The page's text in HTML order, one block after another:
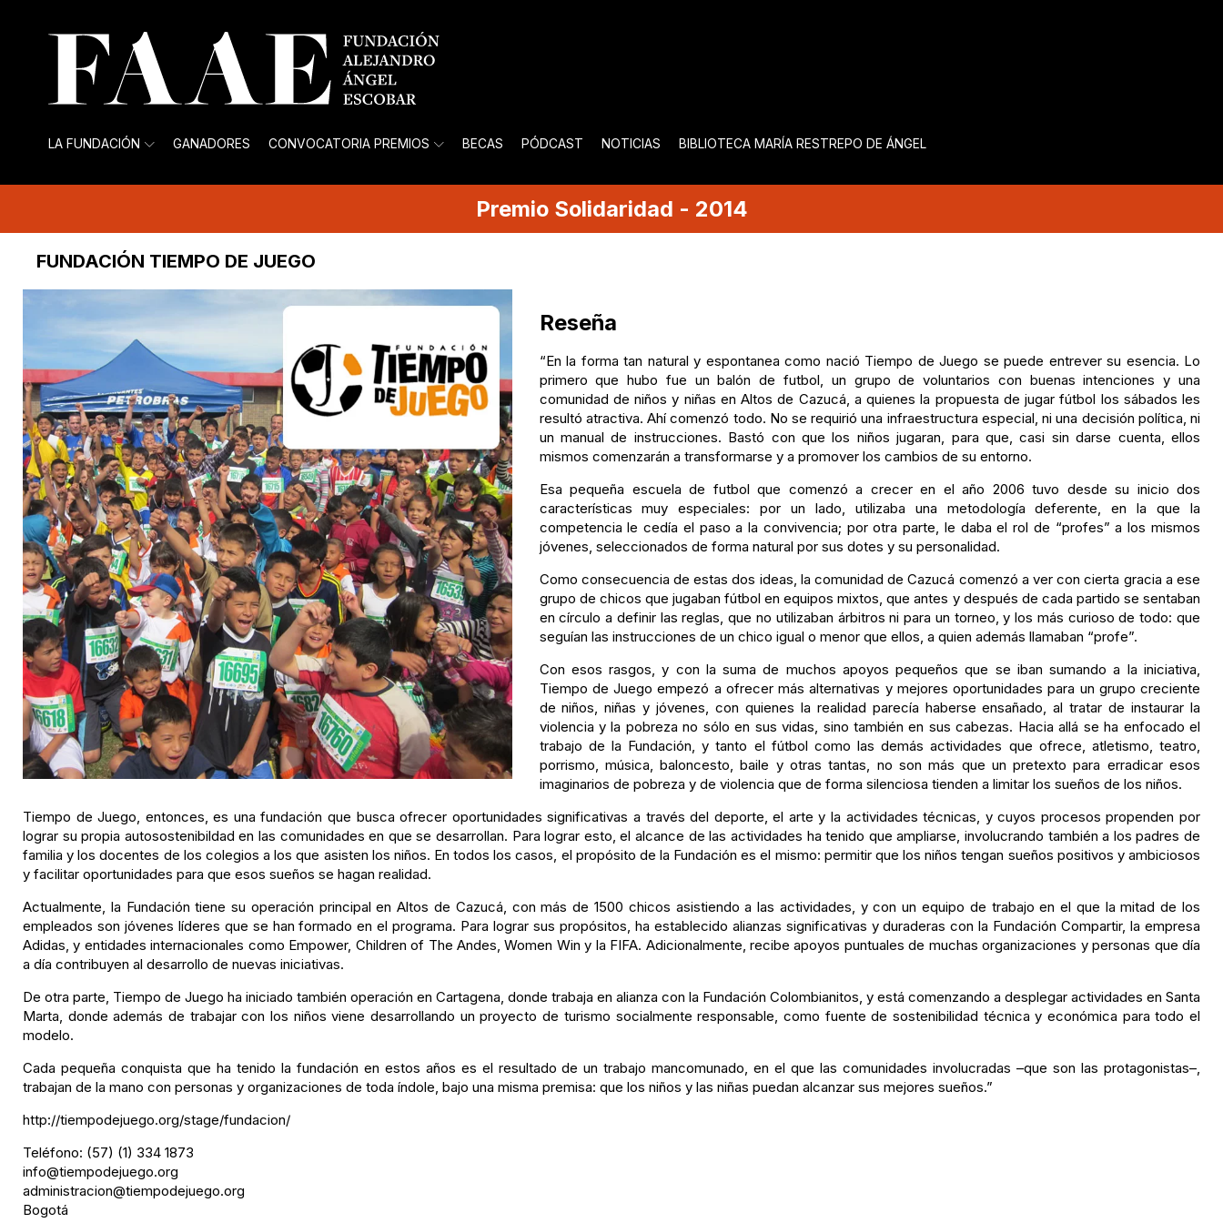
LA FUNDACIÓN GANADORES CONVOCATORIA PREMIOS BECAS PÓDCAST NOTICIAS BIBLIOTECA MARÍA RESTREPO DE ÁNGEL
Premio Solidaridad - 2014
FUNDACIÓN TIEMPO DE JUEGO
Reseña
“En la forma tan natural y espontanea como nació Tiempo de Juego se puede entrever su esencia. Lo
primero que hubo fue un balón de futbol, un grupo de voluntarios con buenas intenciones y una
comunidad de niños y niñas en Altos de Cazucá, a quienes la propuesta de jugar fútbol los sábados les
resultó atractiva. Ahí comenzó todo. No se requirió una infraestructura especial, ni una decisión política, ni
un manual de instrucciones. Bastó con que los niños jugaran, para que, casi sin darse cuenta, ellos
mismos comenzarán a transformarse y a promover los cambios de su entorno.
Esa pequeña escuela de futbol que comenzó a crecer en el año 2006 tuvo desde su inicio dos
características muy especiales: por un lado, utilizaba una metodología deferente, en la que la
competencia le cedía el paso a la convivencia; por otra parte, le daba el rol de “profes” a los mismos
jóvenes, seleccionados de forma natural por sus dotes y su personalidad.
Como consecuencia de estas dos ideas, la comunidad de Cazucá comenzó a ver con cierta gracia a ese
grupo de chicos que jugaban fútbol en equipos mixtos, que antes y después de cada partido se sentaban
en círculo a definir las reglas, que no utilizaban árbitros ni para un torneo, y los más curioso de todo: que
seguían las instrucciones de un chico igual o menor que ellos, a quien además llamaban “profe”.
Con esos rasgos, y con la suma de muchos apoyos pequeños que se iban sumando a la iniciativa,
Tiempo de Juego empezó a ofrecer más alternativas y mejores oportunidades para un grupo creciente
de niños, niñas y jóvenes, con quienes la realidad parecía haberse ensañado, al tratar de instaurar la
violencia y la pobreza no sólo en sus vidas, sino también en sus cabezas. Hacia allá se ha enfocado el
trabajo de la Fundación, y tanto el fútbol como las demás actividades que ofrece, atletismo, teatro,
porrismo, música, baloncesto, baile y otras tantas, no son más que un pretexto para erradicar esos
imaginarios de pobreza y de violencia que de forma silenciosa tienden a limitar los sueños de los niños.
Tiempo de Juego, entonces, es una fundación que busca ofrecer oportunidades significativas a través del deporte, el arte y la actividades técnicas, y cuyos procesos propenden por
lograr su propia autosostenibildad en las comunidades en que se desarrollan. Para lograr esto, el alcance de las actividades ha tenido que ampliarse, involucrando también a los padres de
familia y los docentes de los colegios a los que asisten los niños. En todos los casos, el propósito de la Fundación es el mismo: permitir que los niños tengan sueños positivos y ambiciosos
y facilitar oportunidades para que esos sueños se hagan realidad.
Actualmente, la Fundación tiene su operación principal en Altos de Cazucá, con más de 1500 chicos asistiendo a las actividades, y con un equipo de trabajo en el que la mitad de los
empleados son jóvenes líderes que se han formado en el programa. Para lograr sus propósitos, ha establecido alianzas significativas y duraderas con la Fundación Compartir, la empresa
Adidas, y entidades internacionales como Empower, Children of The Andes, Women Win y la FIFA. Adicionalmente, recibe apoyos puntuales de muchas organizaciones y personas que día
a día contribuyen al desarrollo de nuevas iniciativas.
De otra parte, Tiempo de Juego ha iniciado también operación en Cartagena, donde trabaja en alianza con la Fundación Colombianitos, y está comenzando a desplegar actividades en Santa
Marta, donde además de trabajar con los niños viene desarrollando un proyecto de turismo socialmente responsable, como fuente de sostenibilidad técnica y económica para todo el
modelo.
Cada pequeña conquista que ha tenido la fundación en estos años es el resultado de un trabajo mancomunado, en el que las comunidades involucradas –que son las protagonistas–,
trabajan de la mano con personas y organizaciones de toda índole, bajo una misma premisa: que los niños y las niñas puedan alcanzar sus mejores sueños.”
http://tiempodejuego.org/stage/fundacion/
Teléfono: (57) (1) 334 1873
info@tiempodejuego.org
administracion@tiempodejuego.org
Bogotá